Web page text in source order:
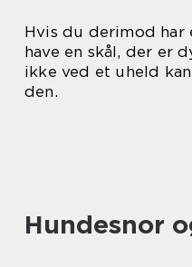
Hvis du derimod har
have en skål, der er
ikke ved et uheld
den.
Hundesnor